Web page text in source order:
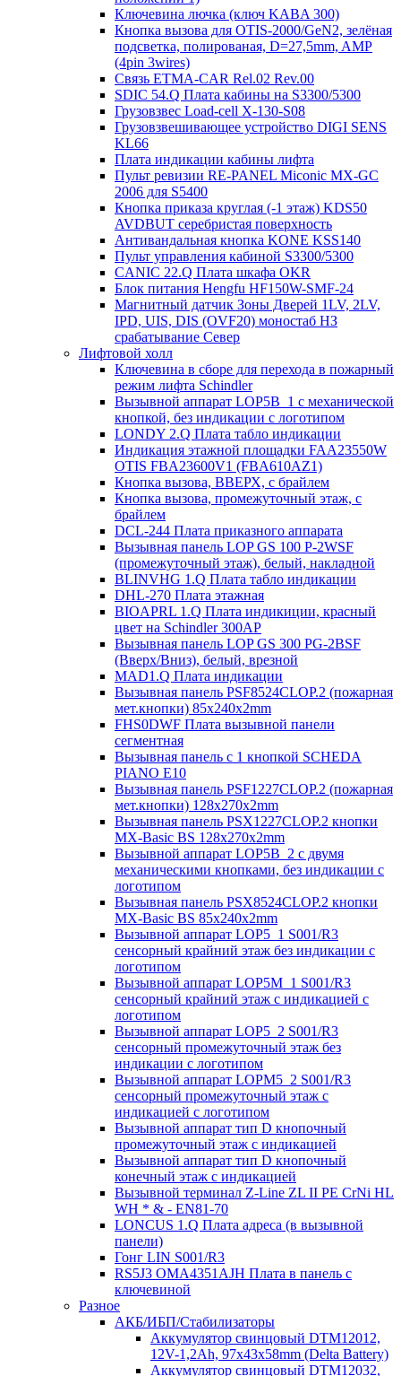
Ключевина лючка (ключ KABA 300)
Кнопка вызова для OTIS-2000/GeN2, зелёная
подсветка, полированая, D=27,5mm, AMP
(4pin 3wires)
Связь ETMA-CAR Rel.02 Rev.00
SDIC 54.Q Плата кабины на S3300/5300
Грузовзвес Load-cell X-130-S08
Грузовзвешивающее устройство DIGI SENS
KL66
Плата индикации кабины лифта
Пульт ревизии RE-PANEL Miconic MX-GC
2006 для S5400
Кнопка приказа круглая (-1 этаж) KDS50
AVDBUT серебристая поверхность
Антивандальная кнопка KONE KSS140
Пульт управления кабиной S3300/5300
CANIC 22.Q Плата шкафа OKR
Блок питания Hengfu HF150W-SMF-24
Магнитный датчик Зоны Дверей 1LV, 2LV,
IPD, UIS, DIS (OVF20) моностаб НЗ
срабатывание Cевер
Лифтовой холл
Ключевина в сборе для перехода в пожарный
режим лифта Schindler
Вызывной аппарат LOP5B_1 с механической
кнопкой, без индикации с логотипом
LONDY 2.Q Плата табло индикации
Индикация этажной площадки FAA23550W
OTIS FBA23600V1 (FBA610AZ1)
Кнопка вызова, ВВЕРХ, с брайлем
Кнопка вызова, промежуточный этаж, с
брайлем
DCL-244 Плата приказного аппарата
Вызывная панель LOP GS 100 P-2WSF
(промежуточный этаж), белый, накладной
BLINVHG 1.Q Плата табло индикации
DHL-270 Плата этажная
BIOAPRL 1.Q Плата индикиции, красный
цвет на Schindler 300AP
Вызывная панель LOP GS 300 PG-2BSF
(Вверх/Вниз), белый, врезной
MAD1.Q Плата индикации
Вызывная панель PSF8524CLOP.2 (пожарная
мет.кнопки) 85х240х2mm
FHS0DWF Плата вызывной панели
сегментная
Вызывная панель с 1 кнопкой SCHEDA
PIANO E10
Вызывная панель PSF1227CLOP.2 (пожарная
мет.кнопки) 128х270х2mm
Вызывная панель PSX1227CLOP.2 кнопки
MX-Basic BS 128х270х2mm
Вызывной аппарат LOP5B_2 с двумя
механическими кнопками, без индикации с
логотипом
Вызывная панель PSX8524CLOP.2 кнопки
MX-Basic BS 85х240х2mm
Вызывной аппарат LOP5_1 S001/R3
сенсорный крайний этаж без индикации с
логотипом
Вызывной аппарат LOP5M_1 S001/R3
сенсорный крайний этаж с индикацией с
логотипом
Вызывной аппарат LOP5_2 S001/R3
сенсорный промежуточный этаж без
индикации с логотипом
Вызывной аппарат LOPM5_2 S001/R3
сенсорный промежуточный этаж с
индикацией с логотипом
Вызывной аппарат тип D кнопочный
промежуточный этаж с индикацией
Вызывной аппарат тип D кнопочный
конечный этаж с индикацией
Вызывной терминал Z-Line ZL II PE CrNi HL
WH * & - EN81-70
LONCUS 1.Q Плата адреса (в вызывной
панели)
Гонг LIN S001/R3
RS5J3 OMA4351AJH Плата в панель с
ключевиной
Разное
АКБ/ИБП/Стабилизаторы
Аккумулятор свинцовый DTM12012,
12V-1,2Ah, 97х43х58mm (Delta Battery)
Аккумулятор свинцовый DTM12032,